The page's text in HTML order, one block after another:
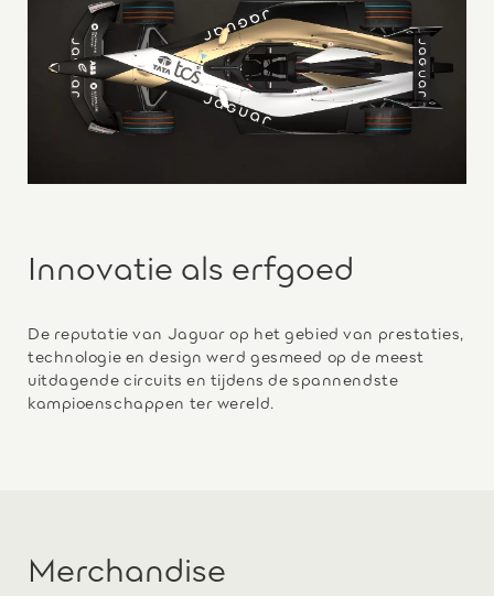
Innovatie als erfgoed
De reputatie van Jaguar op het gebied van prestaties,
technologie en design werd gesmeed op de meest
uitdagende circuits en tijdens de spannendste
kampioenschappen ter wereld.
Merchandise